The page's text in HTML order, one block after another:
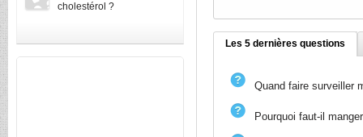
cholestérol ?
Les 5 dernières questions
Quand faire surveiller
Pourquoi faut-il